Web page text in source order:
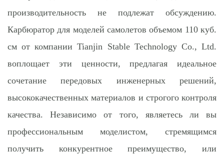
производительность не подлежат обсуждению.
Карбюратор для моделей самолетов объемом 110 куб.
см от компании Tianjin Stable Technology Co., Ltd.
воплощает эти ценности, предлагая идеальное
сочетание передовых инженерных решений,
высококачественных материалов и строгого контроля
качества. Независимо от того, являетесь ли вы
профессиональным моделистом, стремящимся
получить конкурентное преимущество, или